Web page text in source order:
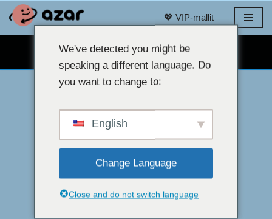
💖 VIP-mallit
ILMAINEN VERKKOKAMERACHAT 👉
We've detected you might be
speaking a different language. Do
you want to change to:
English
Change Language
Close and do not switch language